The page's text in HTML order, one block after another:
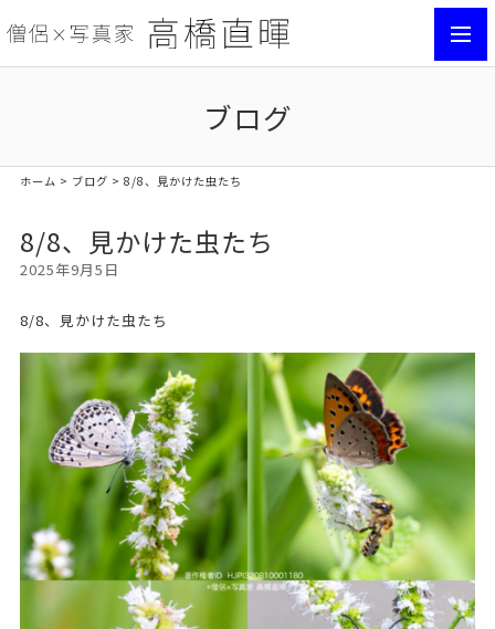
ブログ
ホーム > ブログ > 8/8、見かけた虫たち
8/8、見かけた虫たち
2025年9月5日
8/8、見かけた虫たち